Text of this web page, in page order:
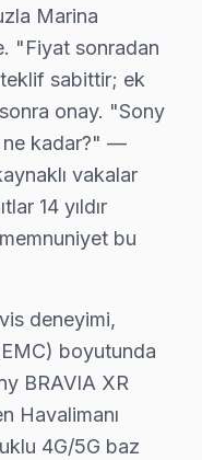
Marina
"Fiyat sonradan
sabittir; ek
onay. "Sony
ne kadar?" —
vakalar
14 yıldır
bu
deneyimi,
boyutunda
BRAVIA XR
Havalimanı
4G/5G baz